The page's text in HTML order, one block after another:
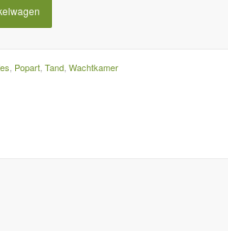
Popart ,Tand ,Wachtkamer